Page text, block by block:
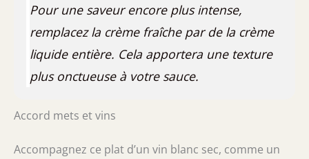
Pour une saveur encore plus intense,
remplacez la crème fraîche par de la crème
liquide entière. Cela apportera une texture
plus onctueuse à votre sauce.
Accord mets et vins
Accompagnez ce plat d’un vin blanc sec, comme un